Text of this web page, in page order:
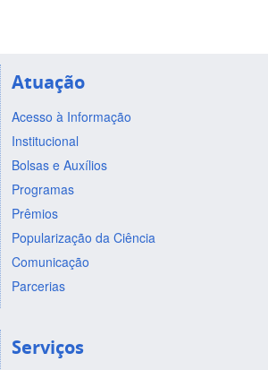
Atuação
Acesso à Informação
Institucional
Bolsas e Auxílios
Programas
Prêmios
Popularização da Ciência
Comunicação
Parcerias
Serviços